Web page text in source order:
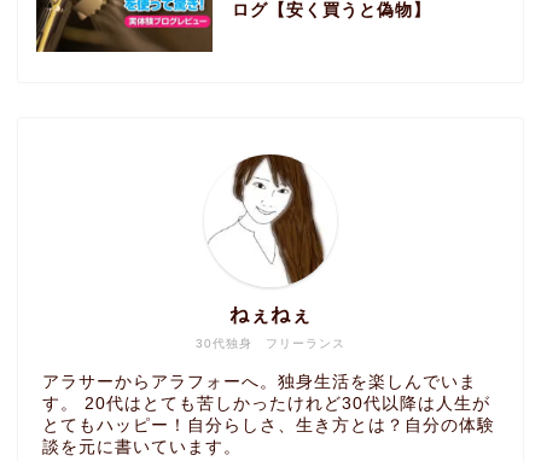
ログ【安く買うと偽物】
30代独身 フリーランス
ねぇねぇ
アラサーからアラフォーへ。独身生活を楽しんでいま
す。 20代はとても苦しかったけれど30代以降は人生が
とてもハッピー！自分らしさ、生き方とは？自分の体験
談を元に書いています。